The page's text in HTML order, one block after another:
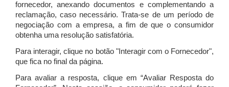
fornecedor, anexando documentos e complementando a
reclamação, caso necessário.Trata-se de um período de
negociação com a empresa, a fim de que o consumidor
obtenha uma resolução satisfatória.
Para interagir, clique no botão "Interagir com o Fornecedor",
que fica no final da página.
Para avaliar a resposta, clique em “Avaliar Resposta do